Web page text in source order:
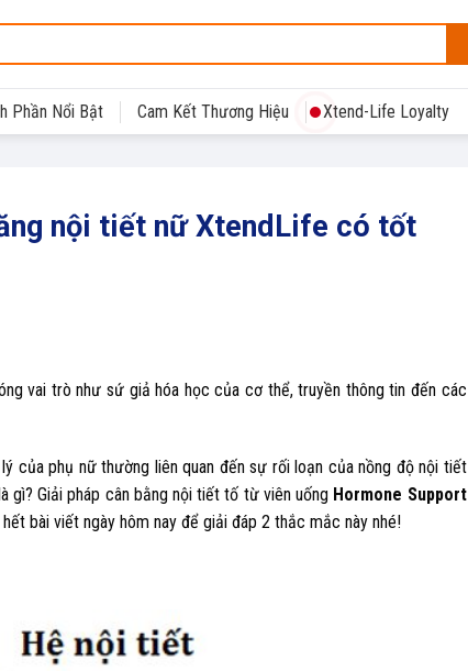
Phần Nổi Bật Cam Kết Thương Hiệu Xtend-Life Loyalty
nội tiết nữ XtendLife có tốt
vai trò như sứ giả hóa học của cơ thể, truyền thông tin đến các
của phụ nữ thường liên quan đến sự rối loạn của nồng độ nội tiết
Giải pháp cân bằng nội tiết tố từ viên uống Hormone Support
bài viết ngày hôm nay để giải đáp 2 thắc mắc này nhé!